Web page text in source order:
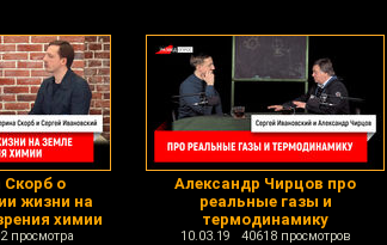
Скорб о
жизни на
химии
просмотра
Александр Чирцов про
реальные газы и
термодинамику
10.03.19 40618 просмотров